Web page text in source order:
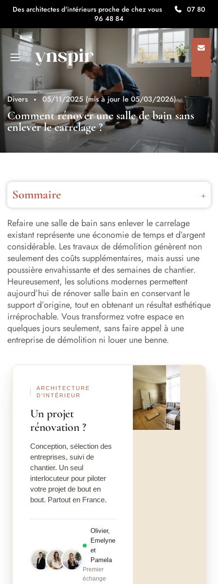
Des architectes d'intérieurs proche de chez vous
07 80
96 48 84
Divers 05/11/2025 (mis à jour le 05/03/2026)
Comment rénover une salle de bain sans
enlever le carrelage ?
Sommaire
Pourquoi choisir de rénover salle bain sans démolir le
carrelage
Les revêtements muraux pour recouvrir votre carrelage
Comment rénover salle bain avec des solutions pour le
sol
Prix et budget pour rénover une salle de bain sans
démolition
Les étapes concrètes pour réussir votre rénovation
Conseils pratiques pour un résultat professionnel
Meilleur rénover salle bain : quelle solution choisir selon
Transformer votre salle de bain sans contraintes majeures
Refaire une salle de bain sans enlever le carrelage
existant représente une économie de temps et d’argent
considérable. Les travaux de démolition génèrent non
seulement des coûts supplémentaires, mais aussi une
poussière envahissante et des semaines de chantier.
Heureusement, les solutions modernes permettent
aujourd’hui de rénover salle bain en conservant le
support d’origine, tout en obtenant un résultat esthétique
irréprochable. Vous transformez votre espace en
quelques jours seulement, sans faire appel à une
entreprise de démolition ni louer une benne.
ARCHITECTURE
D'INTÉRIEUR
Un projet
rénovation ?
Conception, sélection des
entreprises, suivi de
chantier. Un seul
interlocuteur pour piloter
votre projet de bout en
bout. Partout en France.
Olivier,
Emelyne
et
Pamela
Premier
échange
Après